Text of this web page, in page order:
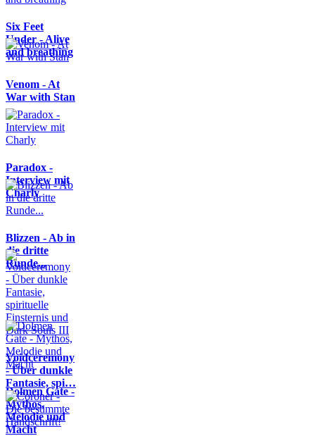
Six Feet
Under - Alive
and breathing
Venom - At
War with Stan
Paradox -
Interview mit
Charly
Blizzen - Ab in
die dritte
Runde...
Voidceremony
- Über dunkle
Fantasie, spi…
Dolmen Gate -
Mythos,
Melodie und
Macht